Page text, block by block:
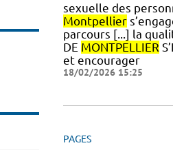
sexuelle des
Montpellier
parcours [...] la
DE MONTPELLIER
et encourager
18/02/2026 15:25
PAGES